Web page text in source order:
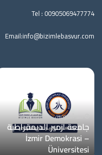
Tel : 00905069477774
Email:info@bizimlebasvur.com
منذ أسبوعين
جامعة معمار سنان
للفنون الجميلة